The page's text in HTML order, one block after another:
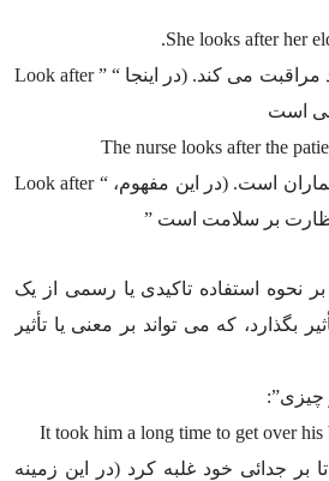
مراقبت می کند. (در اینجا “ Look after ”
است. (در این مفهوم، “ Look after
نحوه استفاده تاکیدی یا رسمی از یک
بگذارد، که می تواند بر معنی یا تأثیر
چیزی”:
بر جدائی خود غلبه کرد (در این زمینه